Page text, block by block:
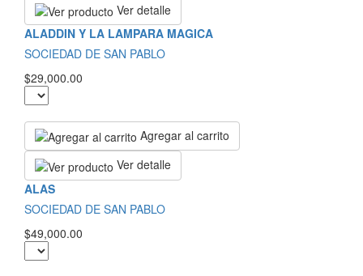
Ver detalle
ALADDIN Y LA LAMPARA MAGICA
SOCIEDAD DE SAN PABLO
$29,000.00
Agregar al carrito
Ver detalle
ALAS
SOCIEDAD DE SAN PABLO
$49,000.00